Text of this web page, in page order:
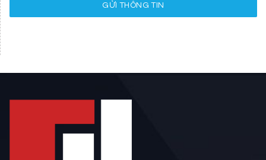
GỬI THÔNG TIN